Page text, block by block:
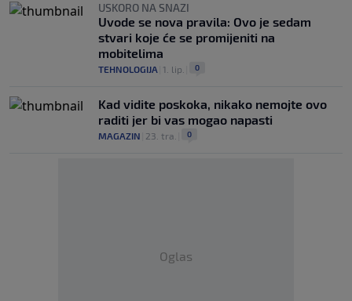
USKORO NA SNAZI
Uvode se nova pravila: Ovo je sedam
stvari koje će se promijeniti na
mobitelima
TEHNOLOGIJA 1. lip. 0
Kad vidite poskoka, nikako nemojte ovo
raditi jer bi vas mogao napasti
MAGAZIN 23. tra. 0
Oglas